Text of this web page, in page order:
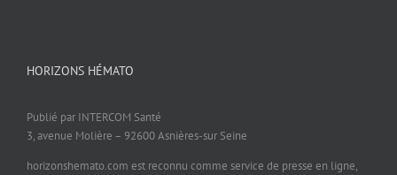
HORIZONS HÉMATO
Publié par INTERCOM Santé
3, avenue Molière – 92600 Asnières-sur Seine
horizonshemato.com est reconnu comme service de presse en ligne,